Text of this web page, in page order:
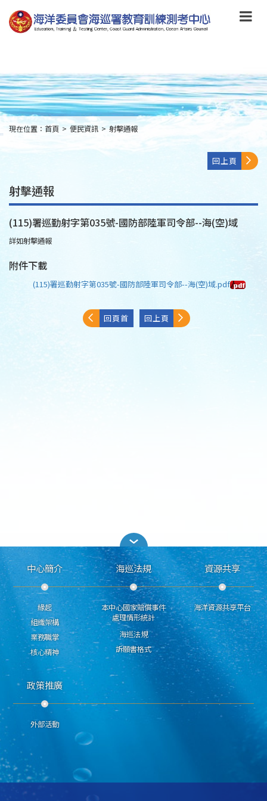
到
主
要
to
main
content
:::
現在位置： 首頁 > 便民資訊 > 射擊通報
回上頁
射擊通報
(115)署巡勤射字第035號-國防部陸軍司令部--海(空)域
詳如射擊通報
附件下載
(115)署巡勤射字第035號-國防部陸軍司令部--海(空)域.pdf
回頁首 回上頁
中心簡介
緣起
組織架構
業務職掌
核心精神
海巡法規
本中心國家賠償事件
處理情形統計
海巡法規
訴願書格式
資源共享
海洋資源共享平台
政策推廣
外部活動